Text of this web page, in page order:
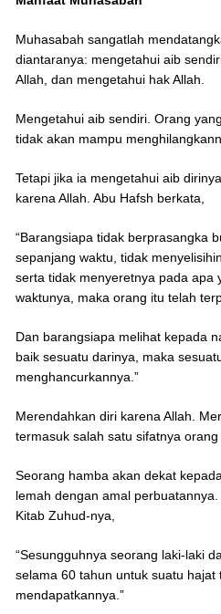
Muhasabah sangatlah
diantaranya: mengetahui aib
Allah, dan mengetahui hak Allah.
Mengetahui aib sendiri. Orang
tidak akan mampu
Tetapi jika ia mengetahui aib
karena Allah. Abu Hafsh berkata,
“Barangsiapa tidak berprasangka
sepanjang waktu, tidak
serta tidak menyeretnya pada apa
waktunya, maka orang itu telah
Dan barangsiapa melihat kepada
baik sesuatu darinya, maka
menghancurkannya.”
Merendahkan diri karena Allah.
termasuk salah satu sifatnya
Seorang hamba akan dekat
lemah dengan amal
Kitab Zuhud-nya,
“Sesungguhnya seorang laki-laki
selama 60 tahun untuk suatu hajat
mendapatkannya.”